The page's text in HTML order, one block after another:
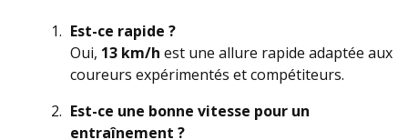
Est-ce rapide ?
Oui, 13 km/h est une allure rapide adaptée aux
coureurs expérimentés et compétiteurs.
Est-ce une bonne vitesse pour un
entraînement ?